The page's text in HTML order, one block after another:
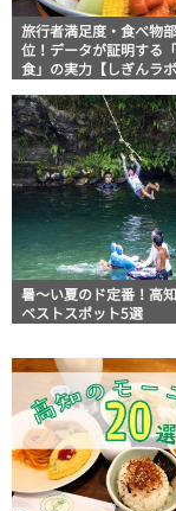
旅行者満足度・食べ物
位！データが証明する
食」の実力【しぎんラ
暑～い夏のド定番！高
ベストスポット5選